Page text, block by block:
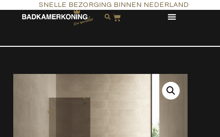
SNELLE BEZORGING BINNEN NEDERLAND